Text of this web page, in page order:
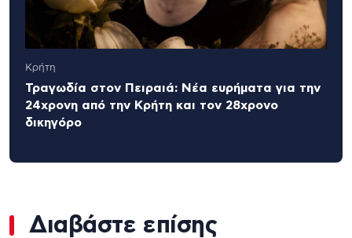
Κρήτη
Τραγωδία στον Πειραιά: Νέα ευρήματα για την
24χρονη από την Κρήτη και τον 28χρονο
δικηγόρο
Διαβάστε επίσης